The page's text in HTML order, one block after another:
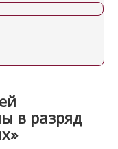
в разряд